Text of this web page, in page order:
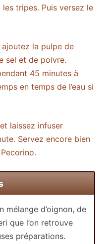
tripes. Puis versez le
la pulpe de
sel et de poivre.
45 minutes à
en temps de l’eau si
laissez infuser
Servez encore bien
mélange d’oignon, de
que l’on retrouve
préparations.